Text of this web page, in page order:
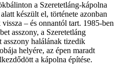
a Szeretetláng-kápolna
készült el, története azonban
– és onnantól tart. 1985-ben
asszony, a Szeretetláng
halálának tizedik
helyére, az épen maradt
a kápolna építése.